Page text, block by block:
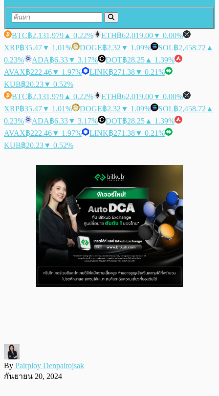
BTC฿2,131,979 ▲ 0.22% ETH฿62,019.00▼ 0.00%
XRP฿35.47▼ 1.01% DOGE฿2.32 ▼ 1.09% SOL฿2,458.72 ▲
0.23%
ADA฿6.33▼ 3.17% DOT฿28.25 ▲ 1.39%
AVAX฿222.46▼ 1.97% LINK฿271.38▼ 0.21%
KUB฿20.23▼ 0.52%
BTC฿2,131,979 ▲ 0.22% ETH฿62,019.00▼ 0.00%
XRP฿35.47▼ 1.01% DOGE฿2.32 ▼ 1.09% SOL฿2,458.72 ▲
0.23%
ADA฿6.33▼ 3.17% DOT฿28.25 ▲ 1.39%
AVAX฿222.46▼ 1.97% LINK฿271.38▼ 0.21%
KUB฿20.23▼ 0.52%
By Pairploy Denpairojsak
กันยายน 20, 2024